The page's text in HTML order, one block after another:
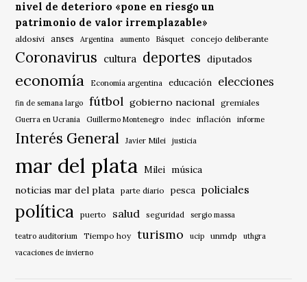
nivel de deterioro «pone en riesgo un
patrimonio de valor irremplazable»
aldosivi anses Argentina aumento Básquet concejo deliberante
Coronavirus cultura deportes diputados
economía Economía argentina educación elecciones
fin de semana largo fútbol gobierno nacional gremiales
Guerra en Ucrania Guillermo Montenegro indec inflación informe
Interés General Javier Milei justicia
mar del plata Milei música
noticias mar del plata
parte diario pesca policiales
política puerto salud seguridad sergio massa
teatro auditorium Tiempo hoy turismo ucip unmdp
uthgra
vacaciones de invierno